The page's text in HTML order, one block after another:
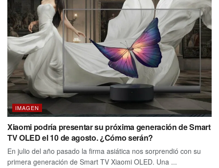
IMAGEN
Xiaomi podría presentar su próxima generación de Smart
TV OLED el 10 de agosto. ¿Cómo serán?
En julio del año pasado la firma asiática nos sorprendió con su
primera generación de Smart TV Xiaomi OLED. Una ...